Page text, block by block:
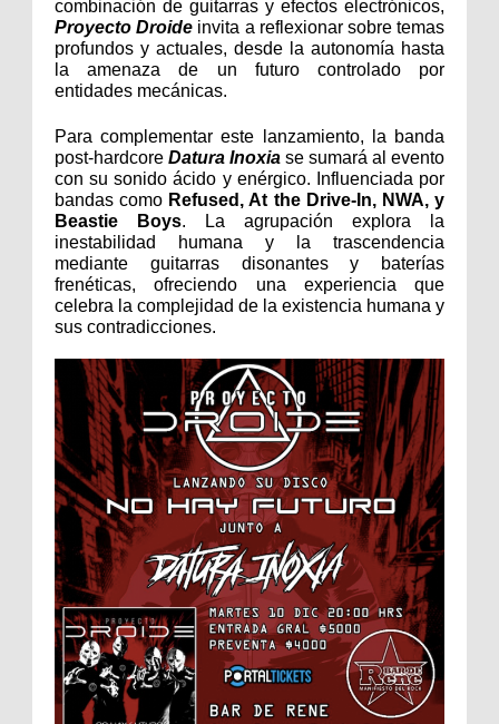
Proyecto Droide invita a reflexionar sobre temas
profundos y actuales, desde la autonomía hasta
la amenaza de un futuro controlado por
entidades mecánicas.
Para complementar este lanzamiento, la banda
post-hardcore Datura Inoxia se sumará al evento
con su sonido ácido y enérgico. Influenciada por
bandas como Refused, At the Drive-In, NWA, y
Beastie Boys. La agrupación explora la
inestabilidad humana y la trascendencia
mediante guitarras disonantes y baterías
frenéticas, ofreciendo una experiencia que
celebra la complejidad de la existencia humana y
sus contradicciones.